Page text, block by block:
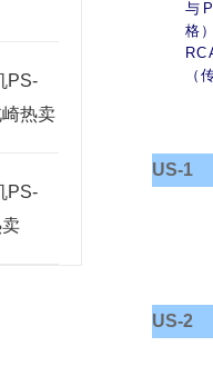
PS-
热卖
PS-
与
格
（
US-1
US-2